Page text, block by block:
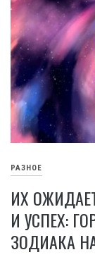
РАЗНОЕ
ИХ
И УСПЕХ:
ЗОДИАКА